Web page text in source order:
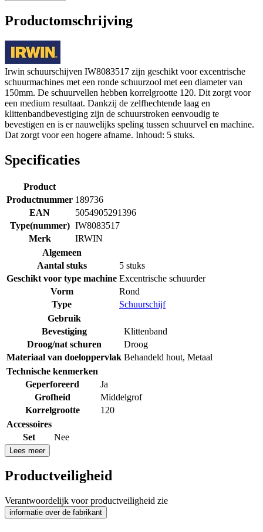
Productomschrijving
Irwin schuurschijven IW8083517 zijn geschikt voor excentrische
schuurmachines met een ronde schuurzool met een diameter van
150mm. De schuurvellen hebben korrelgrootte 120. Dit zorgt voor
een medium resultaat. Dankzij de zelfhechtende laag en
klittenbandbevestiging zijn de schuurstroken eenvoudig te
bevestigen en is er nauwelijks speling tussen schuurvel en machine.
Dat zorgt voor een hogere afname. Inhoud: 5 stuks.
Specificaties
Product
Productnummer 189736
EAN
5054905291396
Type(nummer) IW8083517
Merk
IRWIN
Algemeen
Aantal stuks
5 stuks
Geschikt voor type machine Excentrische schuurder
Vorm
Rond
Type
Schuurschijf
Gebruik
Bevestiging
Klittenband
Droog/nat schuren
Droog
Materiaal van doeloppervlak Behandeld hout, Metaal
Technische kenmerken
Geperforeerd
Ja
Grofheid
Middelgrof
Korrelgrootte
120
Accessoires
Set
Nee
Lees meer
Productveiligheid
Verantwoordelijk voor productveiligheid zie
informatie over de fabrikant